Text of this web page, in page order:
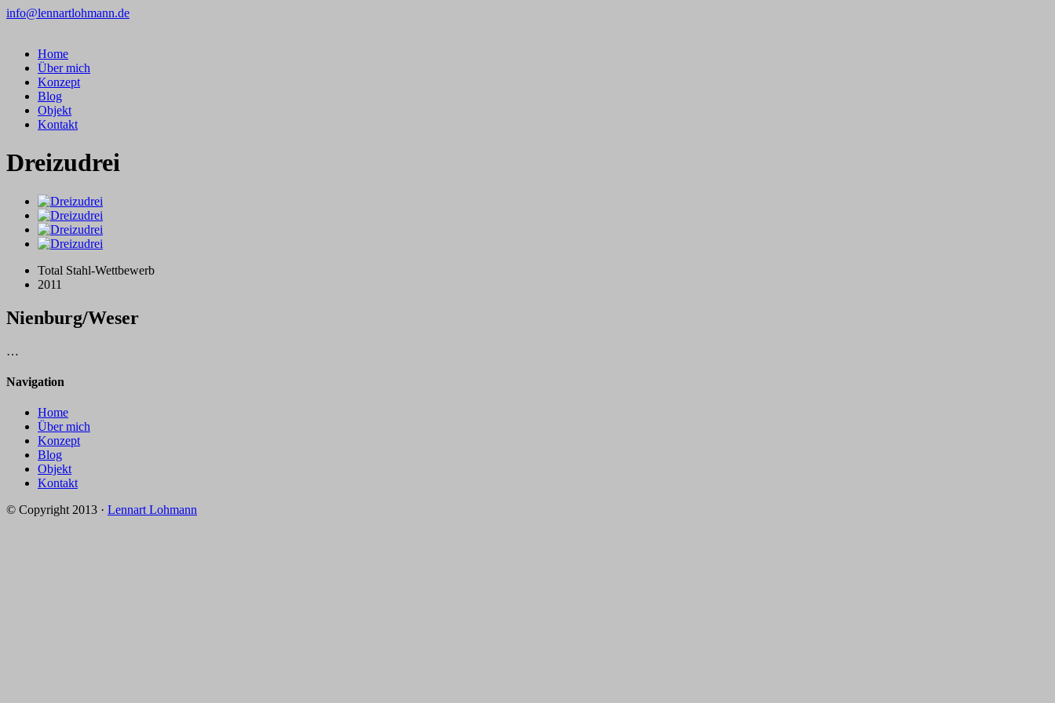
info@lennartlohmann.de
Home
Über mich
Konzept
Blog
Objekt
Kontakt
Dreizudrei
Total Stahl-Wettbewerb
2011
Nienburg/Weser
…
Navigation
Home
Über mich
Konzept
Blog
Objekt
Kontakt
© Copyright 2013 · Lennart Lohmann